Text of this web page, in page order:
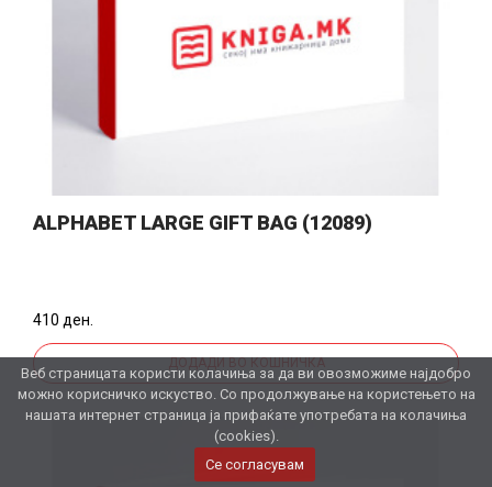
ALPHABET LARGE GIFT BAG (12089)
410 ден.
Веб страницата користи колачиња за да ви овозможиме најдобро
можно корисничко искуство. Со продолжување на користењето на
нашата интернет страница ја прифаќате употребата на колачиња
(cookies).
Се согласувам